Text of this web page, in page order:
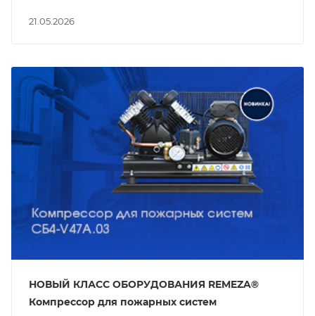
21.05.2026
НОВЫЙ КЛАСС ОБОРУДОВАНИЯ REMEZA®
Компрессор для пожарных систем